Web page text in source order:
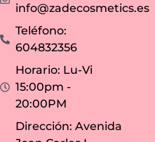
info@zadecosmetics.es
Teléfono:
604832356
Horario: Lu-Vi
15:00pm -
20:00PM
Dirección: Avenida